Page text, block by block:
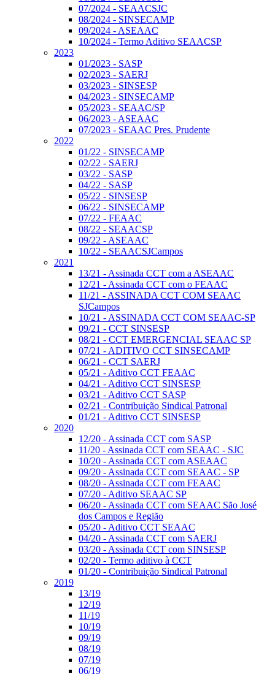
07/2024 - SEAACSJC
08/2024 - SINSECAMP
09/2024 - ASEAAC
10/2024 - Termo Aditivo SEAACSP
2023
01/2023 - SASP
02/2023 - SAERJ
03/2023 - SINSESP
04/2023 - SINSECAMP
05/2023 - SEAAC/SP
06/2023 - ASEAAC
07/2023 - SEAAC Pres. Prudente
2022
01/22 - SINSECAMP
02/22 - SAERJ
03/22 - SASP
04/22 - SASP
05/22 - SINSESP
06/22 - SINSECAMP
07/22 - FEAAC
08/22 - SEAACSP
09/22 - ASEAAC
10/22 - SEAACSJCampos
2021
13/21 - Assinada CCT com a ASEAAC
12/21 - Assinada CCT com o FEAAC
11/21 - ASSINADA CCT COM SEAAC
SJCampos
10/21 - ASSINADA CCT COM SEAAC-SP
09/21 - CCT SINSESP
08/21 - CCT EMERGENCIAL SEAAC SP
07/21 - ADITIVO CCT SINSECAMP
06/21 - CCT SAERJ
05/21 - Aditivo CCT FEAAC
04/21 - Aditivo CCT SINSESP
03/21 - Aditivo CCT SASP
02/21 - Contribuição Sindical Patronal
01/21 - Aditivo CCT SINSESP
2020
12/20 - Assinada CCT com SASP
11/20 - Assinada CCT com SEAAC - SJC
10/20 - Assinada CCT com ASEAAC
09/20 - Assinada CCT com SEAAC - SP
08/20 - Assinada CCT com FEAAC
07/20 - Aditivo SEAAC SP
06/20 - Assinada CCT com SEAAC São José
dos Campos e Região
05/20 - Aditivo CCT SEAAC
04/20 - Assinada CCT com SAERJ
03/20 - Assinada CCT com SINSESP
02/20 - Termo aditivo à CCT
01/20 - Contribuição Sindical Patronal
2019
13/19
12/19
11/19
10/19
09/19
08/19
07/19
06/19